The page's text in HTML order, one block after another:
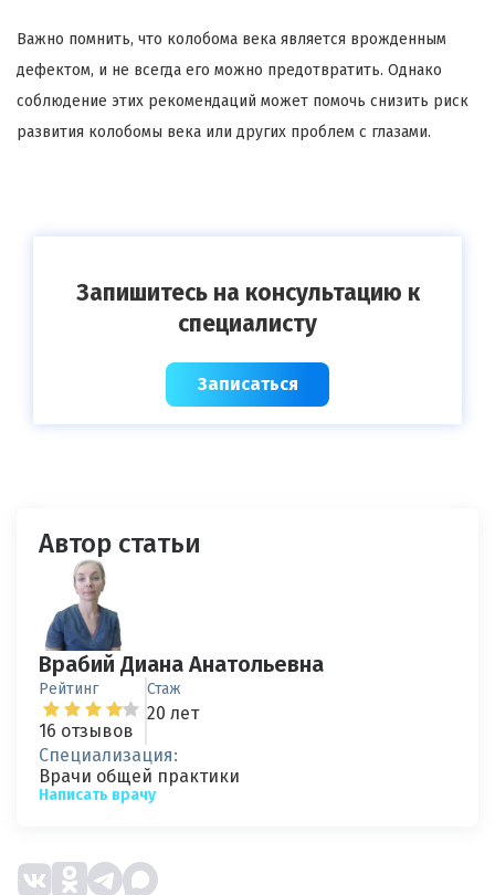
Важно помнить, что колобома века является врожденным
дефектом, и не всегда его можно предотвратить. Однако
соблюдение этих рекомендаций может помочь снизить риск
развития колобомы века или других проблем с глазами.
Запишитесь на консультацию к
специалисту
Записаться
Автор статьи
Врабий Диана Анатольевна
Рейтинг
16 отзывов
Стаж
20 лет
Специализация:
Врачи общей практики
Написать врачу